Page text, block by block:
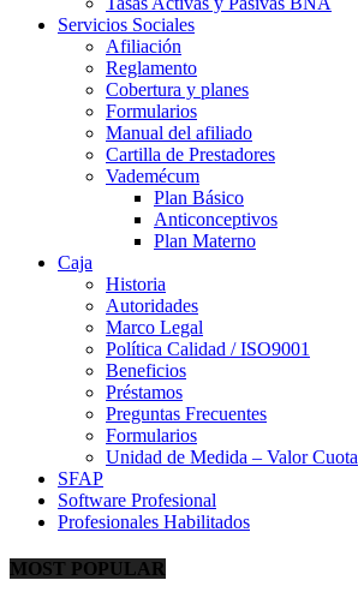
Servicios Sociales
Afiliación
Reglamento
Cobertura y planes
Formularios
Manual del afiliado
Cartilla de Prestadores
Vademécum
Plan Básico
Anticonceptivos
Plan Materno
Caja
Historia
Autoridades
Marco Legal
Política Calidad / ISO9001
Beneficios
Préstamos
Preguntas Frecuentes
Formularios
Unidad de Medida – Valor Cuota
SFAP
Software Profesional
Profesionales Habilitados
MOST POPULAR